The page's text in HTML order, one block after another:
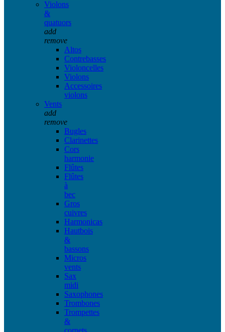
Violons
&
quatuors
add
remove
Altos
Contrebasses
Violoncelles
Violons
Accessoires
violons
Vents
add
remove
Bugles
Clarinettes
Cors
harmonie
Flûtes
Flûtes
à
bec
Gros
cuivres
Harmonicas
Hautbois
&
bassons
Micros
vents
Sax
midi
Saxophones
Trombones
Trompettes
&
cornets